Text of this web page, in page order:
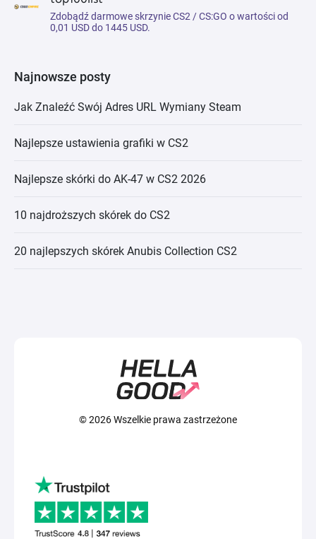
Zdobądź darmowe skrzynie CS2 / CS:GO o wartości od
0,01 USD do 1445 USD.
Najnowsze posty
Jak Znaleźć Swój Adres URL Wymiany Steam
Najlepsze ustawienia grafiki w CS2
Najlepsze skórki do AK-47 w CS2 2026
10 najdroższych skórek do CS2
20 najlepszych skórek Anubis Collection CS2
© 2026 Wszelkie prawa zastrzeżone